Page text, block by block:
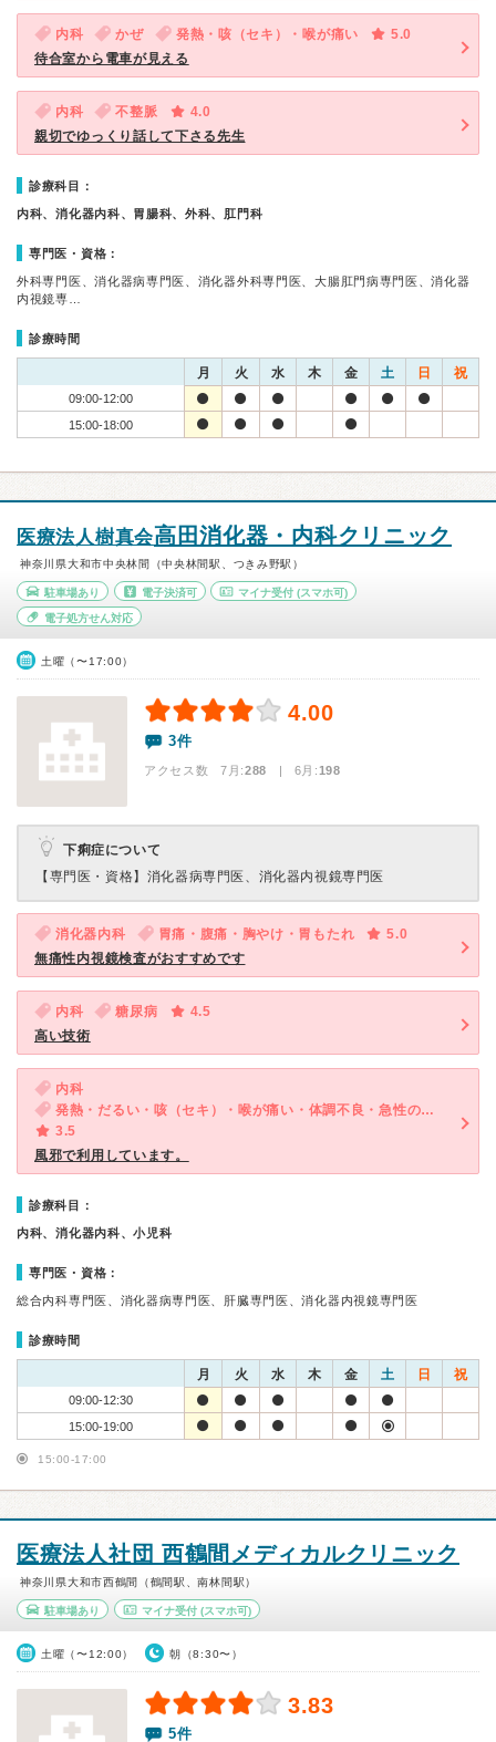
内科 かぜ 発熱・咳（セキ）・喉が痛い
5.0
待合室から電車が見える
内科 不整脈
4.0
親切でゆっくり話して下さる先生
診療科目：
内科、消化器内科、胃腸科、外科、肛門科
専門医・資格：
外科専門医、消化器病専門医、消化器外科専門医、大腸肛門病専門医、消化器
内視鏡専…
診療時間
月 火 水 木 金 土 日 祝
09:00-12:00
15:00-18:00
医療法人樹真会高田消化器・内科クリニック
神奈川県大和市中央林間（中央林間駅、つきみ野駅）
駐車場あり 電子決済可 マイナ受付 (スマホ可)
電子処方せん対応
土曜（〜17:00）
4.00
3件
アクセス数 7月:288 | 6月:198
下痢症について
【専門医・資格】 消化器病専門医、消化器内視鏡専門医
消化器内科 胃痛・腹痛・胸やけ・胃もたれ
5.0
無痛性内視鏡検査がおすすめです
内科 糖尿病
4.5
高い技術
内科
発熱・だるい・咳（セキ）・喉が痛い・体調不良・急性の下痢
3.5
風邪で利用しています。
診療科目：
内科、消化器内科、小児科
専門医・資格：
総合内科専門医、消化器病専門医、肝臓専門医、消化器内視鏡専門医
診療時間
月 火 水 木 金 土 日 祝
09:00-12:30
15:00-19:00
15:00-17:00
医療法人社団 西鶴間メディカルクリニック
神奈川県大和市西鶴間（鶴間駅、南林間駅）
駐車場あり マイナ受付(スマホ可)
土曜（〜12:00） 朝（8:30〜）
3.83
5件